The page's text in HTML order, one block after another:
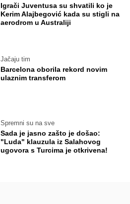
Igrači Juventusa su shvatili ko je
Kerim Alajbegović kada su stigli na
aerodrom u Australiji
Jačaju tim
Barcelona oborila rekord novim
ulaznim transferom
Spremni su na sve
Sada je jasno zašto je došao:
"Luda" klauzula iz Salahovog
ugovora s Turcima je otkrivena!